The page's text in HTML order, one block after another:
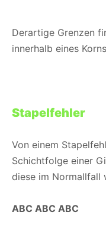
Derartige Grenzen
innerhalb eines
Stapelfehler
Von einem
Schichtfolge einer
diese im Normallfall
ABC ABC ABC